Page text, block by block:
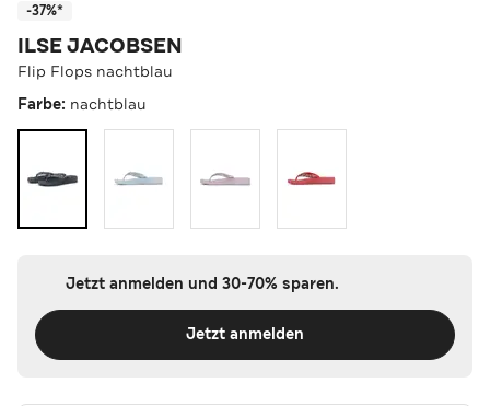
-37%*
ILSE JACOBSEN
Flip Flops nachtblau
Farbe: nachtblau
Jetzt anmelden und 30-70% sparen.
Jetzt anmelden